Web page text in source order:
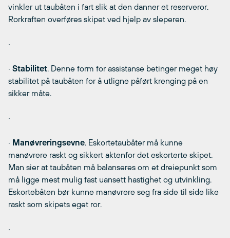
vinkler ut taubåten i fart slik at den danner et reserveror.
Rorkraften overføres skipet ved hjelp av sleperen.
·
· Stabilitet. Denne form for assistanse betinger meget høy
stabilitet på taubåten for å utligne påført krenging på en
sikker måte.
·
· Manøvreringsevne. Eskortetaubåter må kunne
manøvrere raskt og sikkert aktenfor det eskorterte skipet.
Man sier at taubåten må balanseres om et dreiepunkt som
må ligge mest mulig fast uansett hastighet og utvinkling.
Eskortebåten bør kunne manøvrere seg fra side til side like
raskt som skipets eget ror.
·